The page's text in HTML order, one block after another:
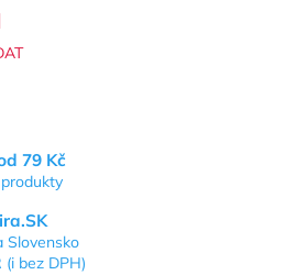
79 Kč
Slovensko
(i bez DPH)